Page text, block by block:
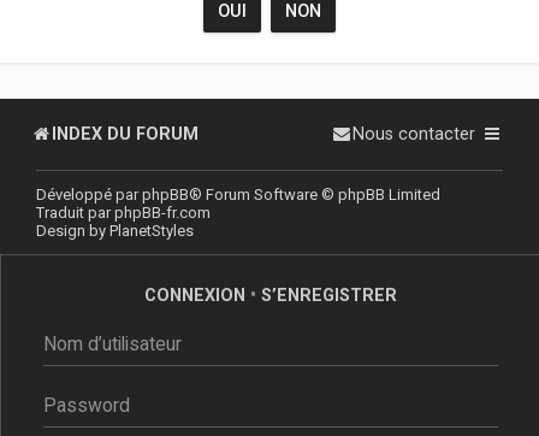
INDEX DU FORUM Nous contacter
Développé parphpBB® Forum Software © phpBB Limited
Traduit parphpBB-fr.com
Design by PlanetStyles
CONNEXION • S’ENREGISTRER